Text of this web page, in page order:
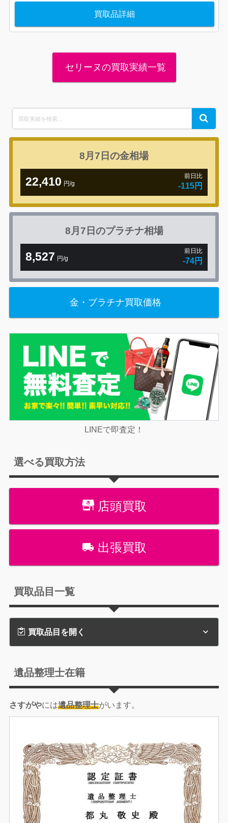
買取品詳細
セリーヌの買取実績一覧
for:
Search
8月7日の金相場
22,410 円/g
前日比
-115円
8月7日のプラチナ相場
8,527 円/g
前日比
-74円
金・プラチナ買取価格
LINEで即査定！
選べる買取方法
店頭買取
出張買取
買取品目一覧
買取品目を開く
遺品整理士在籍
さすがやには遺品整理士がいます。